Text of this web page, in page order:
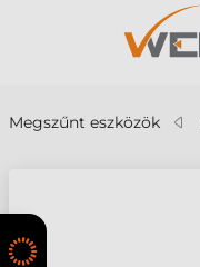
Megszűnt eszközök